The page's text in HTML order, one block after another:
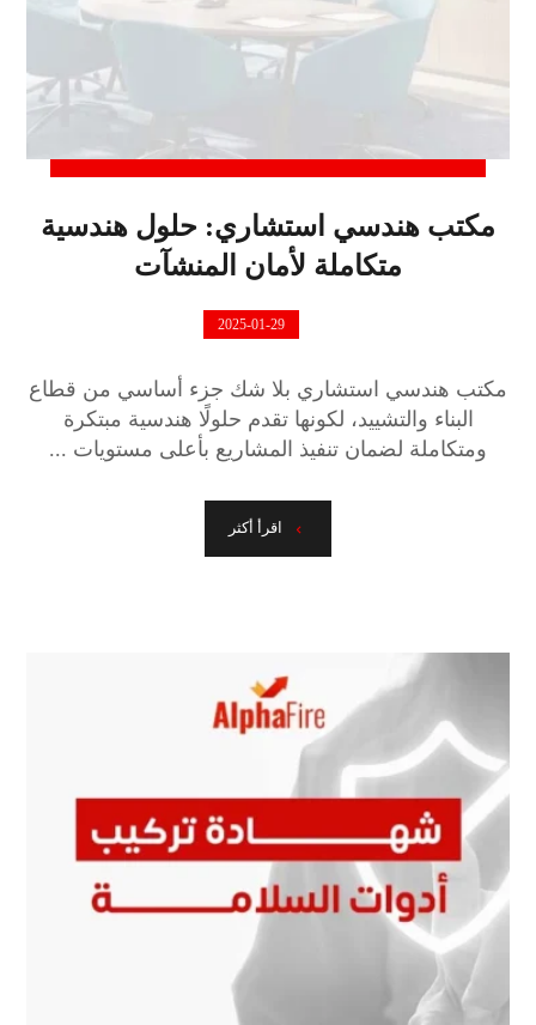
مكتب هندسي استشاري: حلول هندسية
متكاملة لأمان المنشآت
2025-01-29
مكتب هندسي استشاري بلا شك جزء أساسي من قطاع
البناء والتشييد، لكونها تقدم حلولًا هندسية مبتكرة
ومتكاملة لضمان تنفيذ المشاريع بأعلى مستويات ...
اقرأ أكثر